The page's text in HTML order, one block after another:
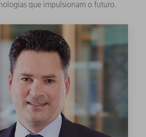
que impulsionam o futuro.